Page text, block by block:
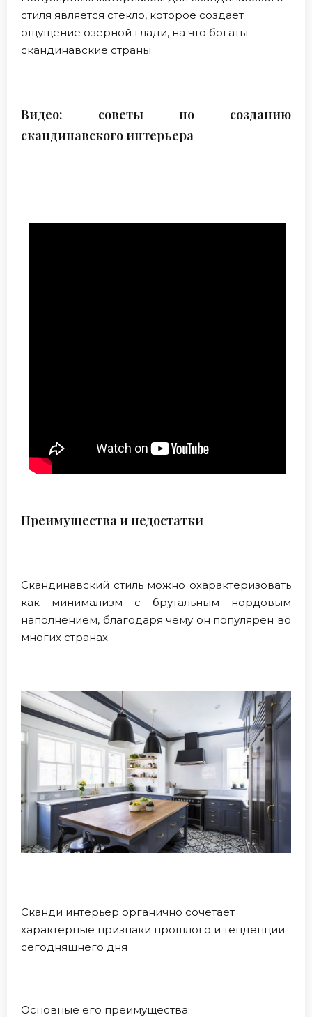
стиля является стекло, которое создает
ощущение озёрной глади, на что богаты
скандинавские страны
Видео: советы по созданию
скандинавского интерьера
Преимущества и недостатки
Скандинавский стиль можно охарактеризовать
как минимализм с брутальным нордовым
наполнением, благодаря чему он популярен во
многих странах.
Сканди интерьер органично сочетает
характерные признаки прошлого и тенденции
сегодняшнего дня
Основные его преимущества: